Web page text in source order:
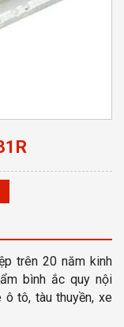
trên 20 năm kinh
bình ắc quy nội
tô, tàu thuyền, xe